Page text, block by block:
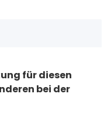
für diesen
bei der